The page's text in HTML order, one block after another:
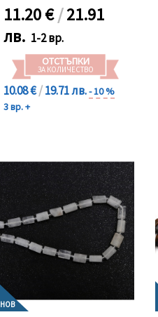
11.20€/21.91
лв. 1-2 вр.
ОТСТЪПКИ
ЗА КОЛИЧЕСТВО
10.08 €/19.71 лв.- 10 %
3 вр. +
НОВ